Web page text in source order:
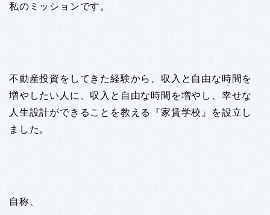
私のミッションです。
不動産投資をしてきた経験から、収入と自由な時間を
増やしたい人に、収入と自由な時間を増やし、幸せな
人生設計ができることを教える『家賃学校』を設立し
ました。
自称、